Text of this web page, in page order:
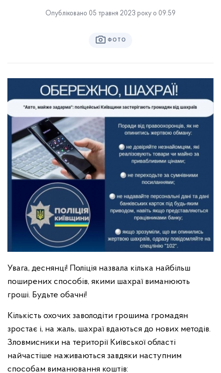
Опубліковано 05 травня 2023 року о 09:59
ФОТО
Увага, деснянці! Поліція назвала кілька найбільш
поширених способів, якими шахраї виманюють
гроші. Будьте обачні!
Кількість охочих заволодіти грошима громадян
зростає і, на жаль, шахраї вдаються до нових методів.
Зловмисники на території Київської області
найчастіше наживаються завдяки наступним
способам виманювання коштів: